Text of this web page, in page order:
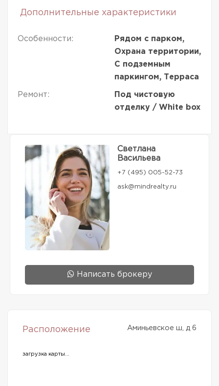
Дополнительные характеристики
Особенности:
Рядом с парком,
Охрана территории,
С подземным
паркингом, Терраса
Ремонт:
Под чистовую
отделку / White box
Светлана
Васильева
+7 (495) 005-52-73
ask@mindrealty.ru
Написать брокеру
Расположение Аминьевское ш, д 6
загрузка карты...